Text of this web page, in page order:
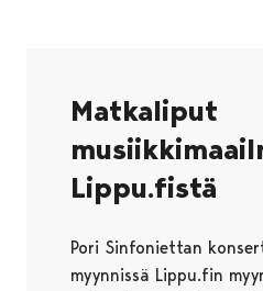
Matkaliput
Lippu.fistä
Pori Sinfoniettan
myynnissä Lippu.fin